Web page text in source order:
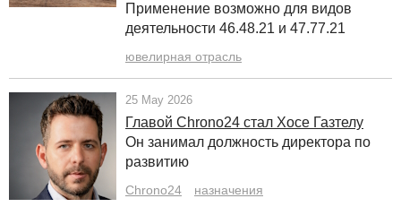
Применение возможно для видов
деятельности 46.48.21 и 47.77.21
ювелирная отрасль
25 May 2026
Главой Chrono24 стал Хосе Газтелу
Он занимал должность директора по
развитию
Chrono24 назначения